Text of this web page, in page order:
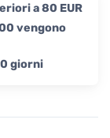
a 80 EUR
vengono
giorni